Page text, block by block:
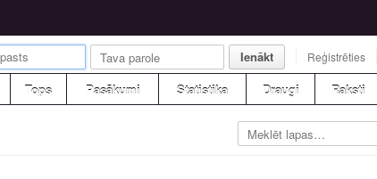
Ienākt Reģistrēties
Tops Pasākumi Statistika Draugi Raksti